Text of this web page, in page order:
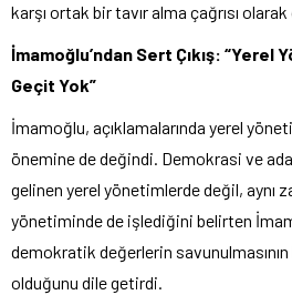
karşı ortak bir tavır alma çağrısı
İmamoğlu’ndan Sert Çıkış: “Yerel
Geçit Yok”
İmamoğlu, açıklamalarında yerel
önemine de değindi. Demokrasi ve
gelinen yerel yönetimlerde değil, aynı
yönetiminde de işlediğini belirten
demokratik değerlerin
olduğunu dile getirdi.